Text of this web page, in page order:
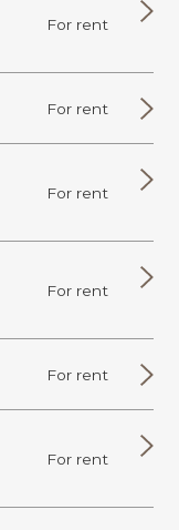
For rent
For rent
For rent
For rent
For rent
For rent